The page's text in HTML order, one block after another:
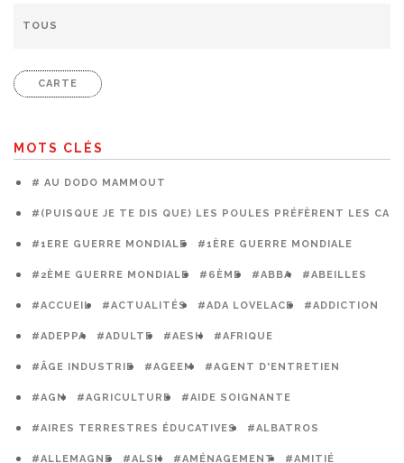
CARTE
MOTS CLÉS
# AU DODO MAMMOUT
#(PUISQUE JE TE DIS QUE) LES POULES PRÉFÈRENT LES
#1ERE GUERRE MONDIALE #1ÈRE GUERRE MONDIALE
#2ÈME GUERRE MONDIALE #6ÈME #ABBA #ABEILLES
#ACCUEIL #ACTUALITÉS #ADA LOVELACE #ADDICTION
#ADEPPA #ADULTE #AESH #AFRIQUE
#ÂGE INDUSTRIE #AGEEM #AGENT D'ENTRETIEN
#AGN #AGRICULTURE #AIDE SOIGNANTE
#AIRES TERRESTRES ÉDUCATIVES #ALBATROS
#ALLEMAGNE #ALSH #AMÉNAGEMENT #AMITIÉ